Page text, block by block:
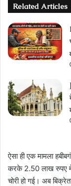
Related Articles
ऐसा ही एक मामला
करके 2.50 लाख रुपए में
चोरी हो गई। अब